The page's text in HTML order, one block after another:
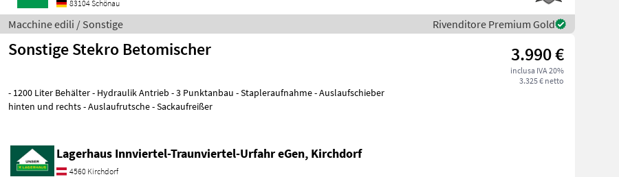
83104 Schönau
Macchine edili / Sonstige Rivenditore Premium Gold
Sonstige Stekro Betomischer 3.990 €
inclusa IVA 20%
3.325 € netto
- 1200 Liter Behälter - Hydraulik Antrieb - 3 Punktanbau - Stapleraufnahme - Auslaufschieber
hinten und rechts - Auslaufrutsche - Sackaufreißer
Lagerhaus Innviertel-Traunviertel-Urfahr eGen, Kirchdorf
4560 Kirchdorf